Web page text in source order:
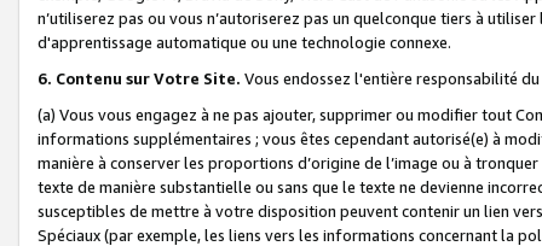
n’utiliserez pas ou vous n’autoriserez pas un quelconque tiers à
d'apprentissage automatique ou une technologie connexe.
6. Contenu sur Votre Site. Vous endossez l'entière responsabilité
(a) Vous vous engagez à ne pas ajouter, supprimer ou modifier tout
informations supplémentaires ; vous êtes cependant autorisé(e) à
manière à conserver les proportions d’origine de l’image ou à
texte de manière substantielle ou sans que le texte ne devienne
susceptibles de mettre à votre disposition peuvent contenir un lien
Spéciaux (par exemple, les liens vers les informations concernant la